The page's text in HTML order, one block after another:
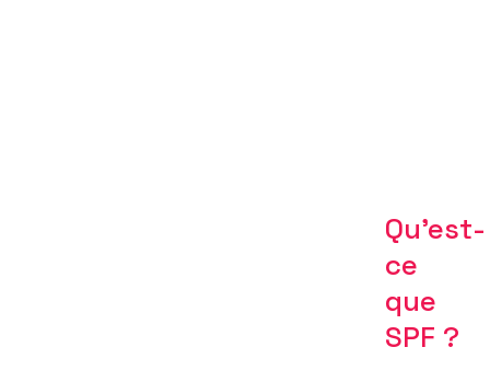
Qu’est-
ce
que
SPF ?